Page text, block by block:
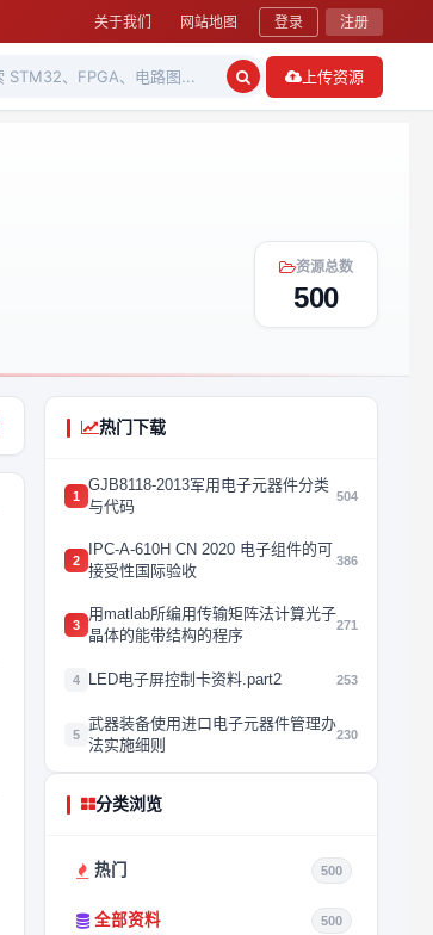
关于我们 网站地图 登录 注册
上传资源
资源总数
500
热门下载
1
GJB8118-2013军用电子元器件分类
与代码
504
2
IPC-A-610H CN 2020 电子组件的可
接受性国际验收
386
3
用matlab所编用传输矩阵法计算光子
晶体的能带结构的程序
271
4 LED电子屏控制卡资料.part2 253
5
武器装备使用进口电子元器件管理办
法实施细则
230
分类浏览
热门 500
全部资料 500